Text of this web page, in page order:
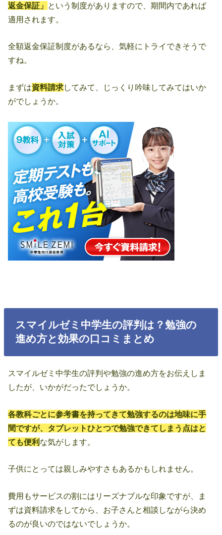
返金保証」 という制度がありますので、期間内であれば
適用されます。
全額返金保証制度があるなら、気軽にトライできそうで
すね。
まずは資料請求してみて、じっくり吟味してみてはいか
がでしょうか。
スマイルゼミ中学生の評判は？勉強の
進め方と効果の口コミまとめ
スマイルゼミ中学生の評判や勉強の進め方をお伝えしま
したが、いかがだったでしょうか。
各教科ごとに参考書を持ってきて勉強するのは地味に手
間ですが、タブレットひとつで勉強できてしまう点はと
ても便利 な気がします。
子供にとっては親しみやすさもあるかもしれません。
費用もサービスの割にはリーズナブルな印象ですが、ま
ずは資料請求をしてから、お子さんと相談しながら決め
るのが良いのではないでしょうか。